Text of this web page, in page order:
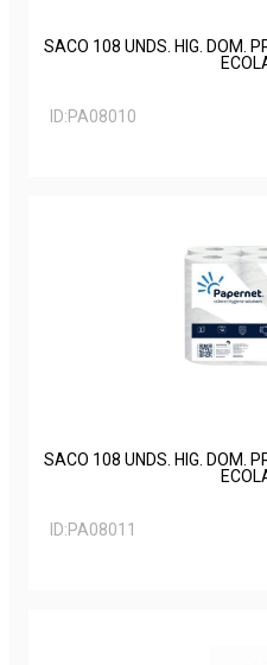
SACO 108 UNDS. HIG. DOM.
ID:PA08010
SACO 108 UNDS. HIG. DOM. PRO501 2/C 23M.
ID:PA08011